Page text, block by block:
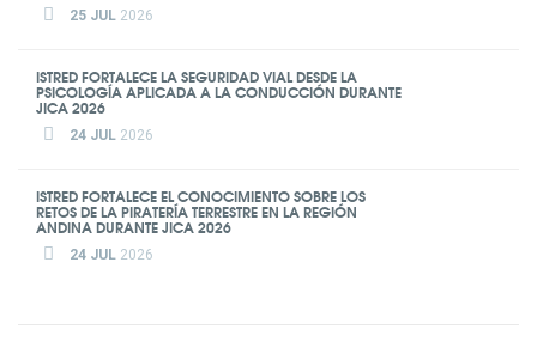
25 JUL 2026
ISTRED FORTALECE LA SEGURIDAD VIAL DESDE LA
PSICOLOGÍA APLICADA A LA CONDUCCIÓN DURANTE
JICA 2026
24 JUL 2026
ISTRED FORTALECE EL CONOCIMIENTO SOBRE LOS
RETOS DE LA PIRATERÍA TERRESTRE EN LA REGIÓN
ANDINA DURANTE JICA 2026
24 JUL 2026